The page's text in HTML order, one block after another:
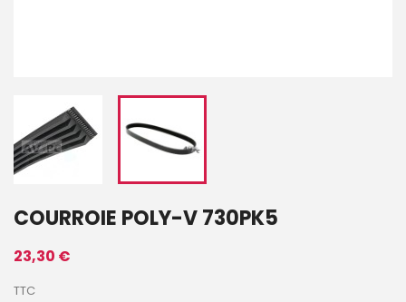
COURROIE POLY-V 730PK5
23,30 €
TTC